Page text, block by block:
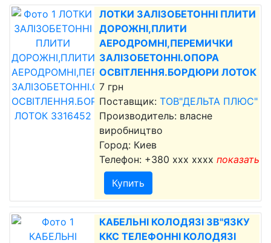
ЛОТКИ ЗАЛІЗОБЕТОННІ ПЛИТИ
ДОРОЖНІ,ПЛИТИ
АЕРОДРОМНІ,ПЕРЕМИЧКИ
ЗАЛІЗОБЕТОННІ.ОПОРА
ОСВІТЛЕННЯ.БОРДЮРИ ЛОТОК
7 грн
Поставщик: ТОВ"ДЕЛЬТА ПЛЮС"
Производитель: власне
виробництво
Город: Киев
Телефон: +380 xxx xxxx показать
Купить
КАБЕЛЬНІ КОЛОДЯЗІ ЗВ"ЯЗКУ
ККС ТЕЛЕФОННІ КОЛОДЯЗІ